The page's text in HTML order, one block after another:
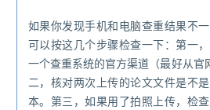
如果你发现手机和电脑查重结果不
可以按这几个步骤检查一下：第一
一个查重系统的官方渠道（最好从官
二，核对两次上传的论文文件是不
本。第三，如果用了拍照上传，检